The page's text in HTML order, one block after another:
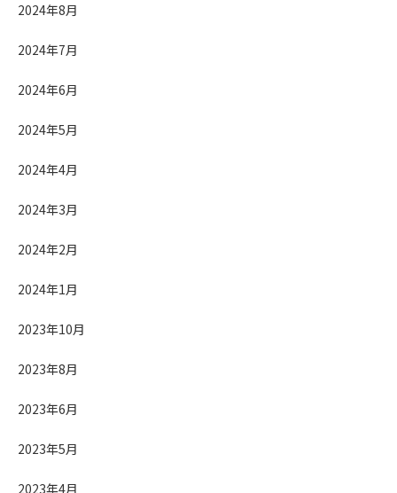
2024年8月
2024年7月
2024年6月
2024年5月
2024年4月
2024年3月
2024年2月
2024年1月
2023年10月
2023年8月
2023年6月
2023年5月
2023年4月